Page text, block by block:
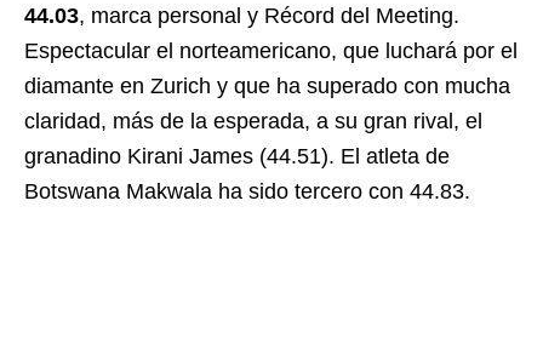
44.03, marca personal y Récord del Meeting.
Espectacular el norteamericano, que luchará por el
diamante en Zurich y que ha superado con mucha
claridad, más de la esperada, a su gran rival, el
granadino Kirani James (44.51). El atleta de
Botswana Makwala ha sido tercero con 44.83.